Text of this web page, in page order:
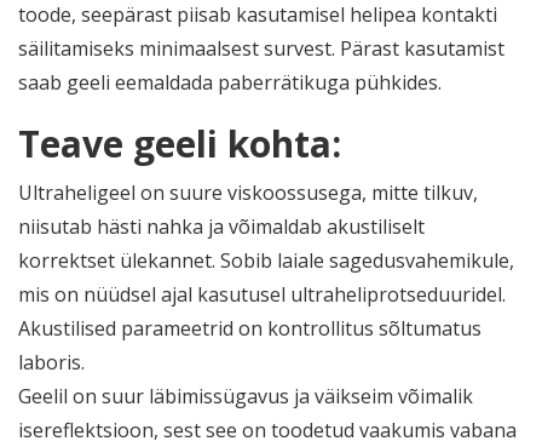
toode, seepärast piisab kasutamisel helipea kontakti
säilitamiseks minimaalsest survest. Pärast kasutamist
saab geeli eemaldada paberrätikuga pühkides.
Teave geeli kohta:
Ultraheligeel on suure viskoossusega, mitte tilkuv,
niisutab hästi nahka ja võimaldab akustiliselt
korrektset ülekannet. Sobib laiale sagedusvahemikule,
mis on nüüdsel ajal kasutusel ultraheliprotseduuridel.
Akustilised parameetrid on kontrollitus sõltumatus
laboris.
Geelil on suur läbimissügavus ja väikseim võimalik
isereflektsioon, sest see on toodetud vaakumis vabana